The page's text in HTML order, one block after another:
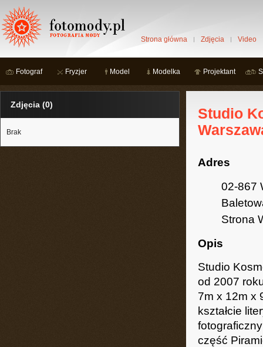
Strona główna Zdjęcia Video
Fotograf Fryzjer Model Modelka Projektant
Studio
Adres
02-867
Strona
Opis
Studio
od 2007
7m x 12m x
kształcie
część
Zdjęcia (0)
Brak